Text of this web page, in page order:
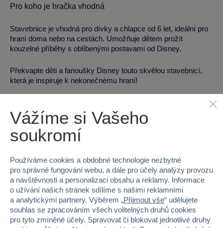
Pro koho je hračka vhodná
Stavebnice je vhodná pro dívky a chlapce od 6 let, ideální pro
hraní doma nebo na cestách. Umožňuje dětem prožít
kouzelné příběhy s oblíbenými postavami od Disney.
Překvapte děti a fanoušky Disney touto skvělou stavebnicí,
která je inspiruje k nekonečnému hraní!
U našich hraček garantujeme kvalitu a bezpečnost
Kategorie
Parametry produktu
EAN 5702017814568
Vážíme si Vašeho
soukromí
Používáme cookies a obdobné technologie nezbytné
pro správné fungování webu, a dále pro účely analýzy provozu
a návštěvnosti a personalizaci obsahu a reklamy. Informace
o užívání našich stránek sdílíme s našimi reklamními
a analytickými partnery. Výběrem „Přijmout vše“ udělujete
souhlas se zpracováním všech volitelných druhů cookies
pro tyto zmíněné účely. Spravovat či blokovat jednotlivé druhy